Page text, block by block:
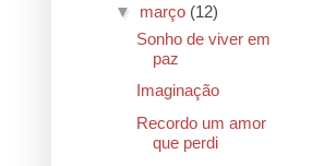
▼ março (12)
Sonho de viver em
paz
Imaginação
Recordo um amor
que perdi